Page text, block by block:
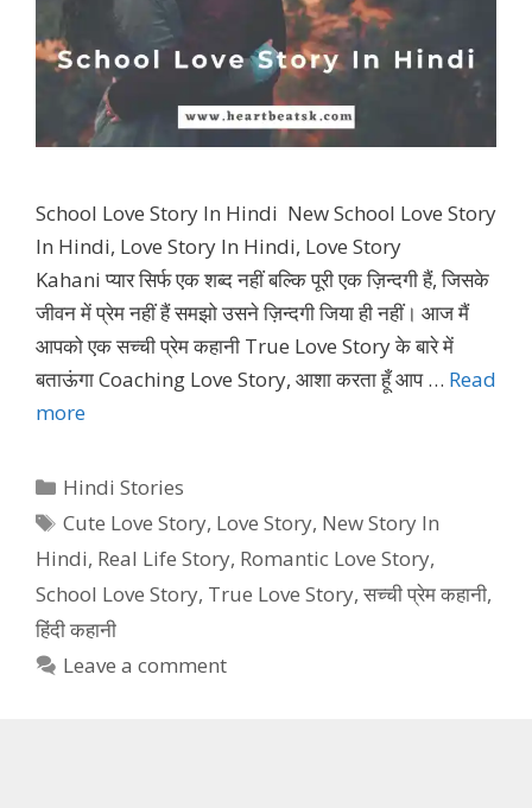
School Love Story In Hindi New School Love Story
In Hindi, Love Story In Hindi, Love Story
Kahani प्यार सिर्फ एक शब्द नहीं बल्कि पूरी एक ज़िन्दगी हैं, जिसके
जीवन में प्रेम नहीं हैं समझो उसने ज़िन्दगी जिया ही नहीं। आज मैं
आपको एक सच्ची प्रेम कहानी True Love Story के बारे में
बताऊंगा Coaching Love Story, आशा करता हूँ आप … Read
more
Categories
Hindi Stories
Tags
Cute Love Story, Love Story, New Story In
Hindi, Real Life Story, Romantic Love Story,
School Love Story, True Love Story, सच्ची प्रेम कहानी,
हिंदी कहानी
Leave a comment